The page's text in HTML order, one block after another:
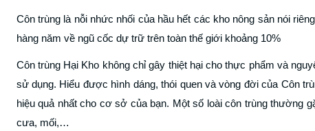
Côn trùng là nỗi nhức nhối của hầu hết các kho nông sản nói
hàng năm về ngũ cốc dự trữ trên toàn thế giới khoảng 10%
Côn trùng Hại Kho không chỉ gây thiệt hại cho thực phẩm và
sử dụng. Hiểu được hình dáng, thói quen và vòng đời của Côn
hiệu quả nhất cho cơ sở của bạn. Một số loài côn trùng thường
cưa, mối,…